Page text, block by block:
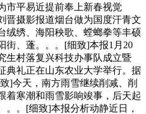
市平易近提前奉上新春视觉
晋摄影报道烟台做为国度汗青文
绒绣、海阳秧歌、螳螂拳等丰硕
街、蓬。。。[细致]本报1月20
生村落复兴科技办事队成立暨
典礼正在山东农业大学举行。据
]今天，南方雨雪继续削减、削
着寒潮和雨雪影响竣事，后天起
。。[细致]本报分析动静近日，